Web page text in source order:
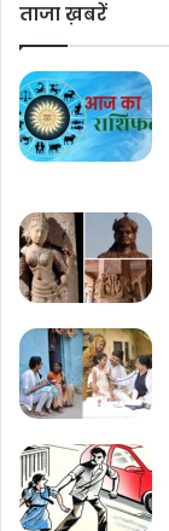
ताजा ख़बरें